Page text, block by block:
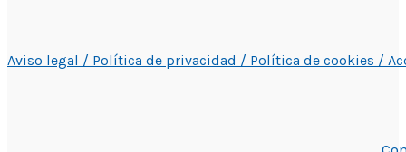
Aviso legal / Política de privacidad / Política de cookies /